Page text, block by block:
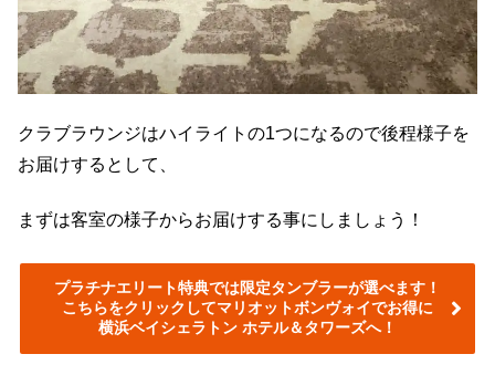
クラブラウンジはハイライトの1つになるので後程様子を
お届けするとして、
まずは客室の様子からお届けする事にしましょう！
プラチナエリート特典では限定タンブラーが選べます！
こちらをクリックしてマリオットボンヴォイでお得に
横浜ベイシェラトン ホテル＆タワーズへ！